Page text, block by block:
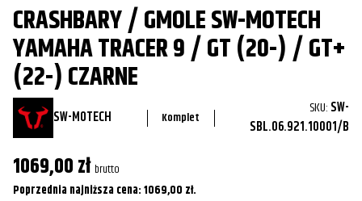
CRASHBARY / GMOLE SW-MOTECH
YAMAHA TRACER 9 / GT (20-) / GT+
(22-) CZARNE
SW-MOTECH Komplet SKU: SW-
SBL.06.921.10001/B
1069,00zł brutto
Poprzednia najniższa cena:1069,00 zł.